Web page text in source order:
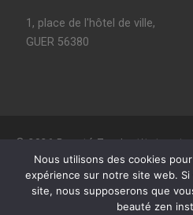
1, place de l'hôtel de ville,
GUER 56380
© 2026 Beauté Zen Institut,
– Tous les droits
Conçu avec
Nous utilisons des cookies
expérience sur notre site web.
site, nous supposerons que
beauté zen